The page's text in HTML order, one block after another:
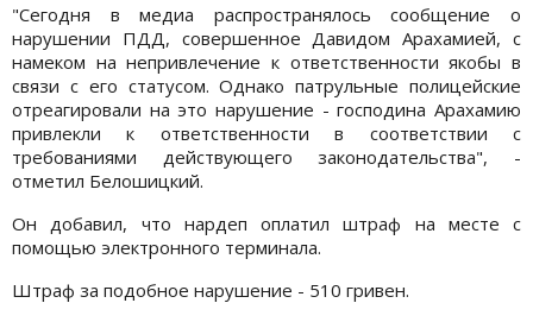
"Сегодня в медиа распространялось сообщение о
нарушении ПДД, совершенное Давидом Арахамией, с
намеком на непривлечение к ответственности якобы в
связи с его статусом. Однако патрульные полицейские
отреагировали на это нарушение - господина Арахамию
привлекли к ответственности в соответствии с
требованиями действующего законодательства", -
отметил Белошицкий.
Он добавил, что нардеп оплатил штраф на месте с
помощью электронного терминала.
Штраф за подобное нарушение - 510 гривен.